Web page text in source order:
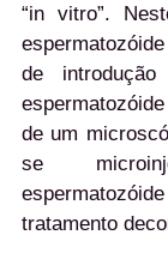
“in vitro”.
de
de um
se
tratamento